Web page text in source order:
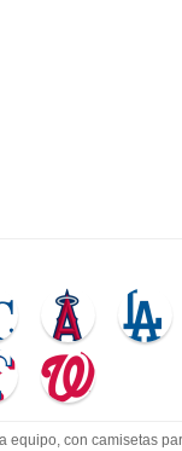
equipo, con camisetas